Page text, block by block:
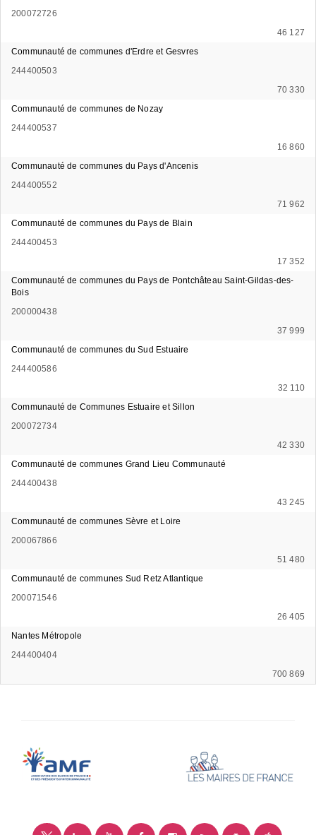
200072726
46 127
Communauté de communes d'Erdre et Gesvres
244400503
70 330
Communauté de communes de Nozay
244400537
16 860
Communauté de communes du Pays d'Ancenis
244400552
71 962
Communauté de communes du Pays de Blain
244400453
17 352
Communauté de communes du Pays de Pontchâteau Saint-Gildas-des-
Bois
200000438
37 999
Communauté de communes du Sud Estuaire
244400586
32 110
Communauté de Communes Estuaire et Sillon
200072734
42 330
Communauté de communes Grand Lieu Communauté
244400438
43 245
Communauté de communes Sèvre et Loire
200067866
51 480
Communauté de communes Sud Retz Atlantique
200071546
26 405
Nantes Métropole
244400404
700 869